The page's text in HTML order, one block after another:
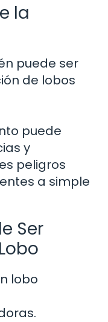
la
puede ser
de lobos
puede
y
peligros
a simple
Ser
lobo